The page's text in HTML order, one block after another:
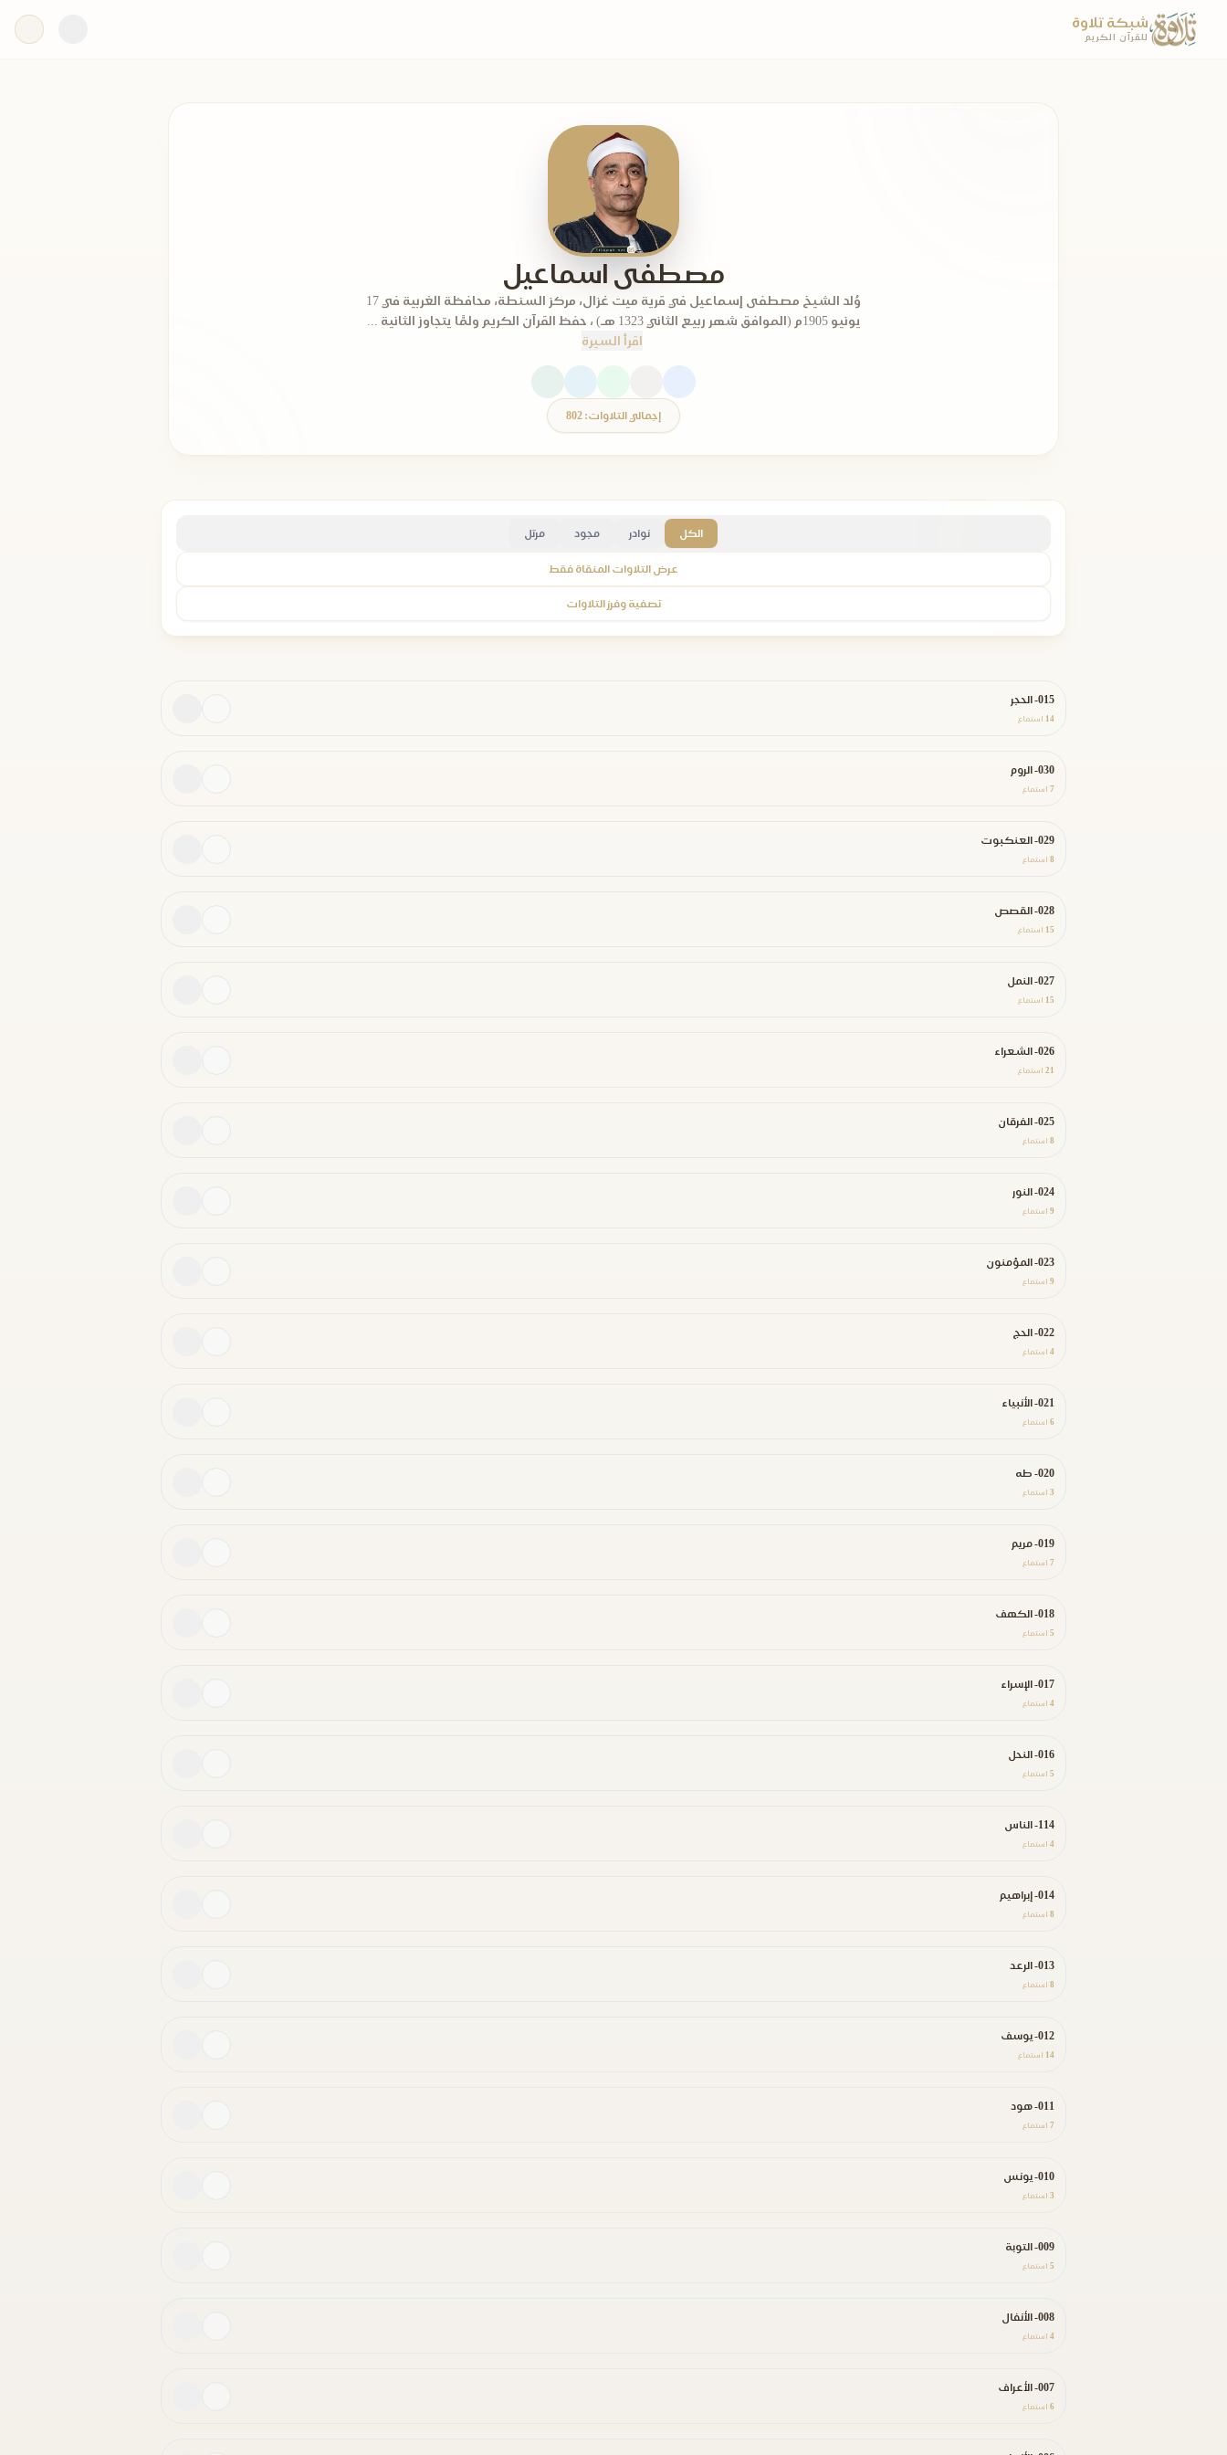
شبكة تلاوة
للقرآن الكريم
مصطفى اسماعيل
وُلد الشيخ مصطفى إسماعيل في قرية ميت غزال، مركز السنطة، محافظة الغربية في 17
يونيو 1905م (الموافق شهر ربيع الثاني 1323 هـ) ، حفظ القرآن الكريم ولمَّا يتجاوز الثانية ...
اقرأ السيرة
إجمالي التلاوات: 802
الكل نوادر مجود مرتل
عرض التلاوات المنقاة فقط
تصفية وفرز التلاوات
015- الحجر
14 استماع
030- الروم
7 استماع
029- العنكبوت
8 استماع
028- القصص
15 استماع
027- النمل
15 استماع
026- الشعراء
21 استماع
025- الفرقان
8 استماع
024- النور
9 استماع
023- المؤمنون
9 استماع
022- الحج
4 استماع
021- الأنبياء
6 استماع
020- طه
3 استماع
019- مريم
7 استماع
018- الكهف
5 استماع
017- الإسراء
4 استماع
016- النحل
5 استماع
114- الناس
4 استماع
014- إبراهيم
8 استماع
013- الرعد
8 استماع
012- يوسف
14 استماع
011- هود
7 استماع
010- يونس
3 استماع
009- التوبة
5 استماع
008- الأنفال
4 استماع
007- الأعراف
6 استماع